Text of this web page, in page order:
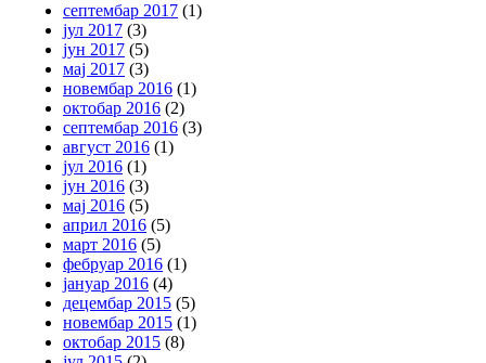
септембар 2017 (1)
јул 2017 (3)
јун 2017 (5)
мај 2017 (3)
новембар 2016 (1)
октобар 2016 (2)
септембар 2016 (3)
август 2016 (1)
јул 2016 (1)
јун 2016 (3)
мај 2016 (5)
април 2016 (5)
март 2016 (5)
фебруар 2016 (1)
јануар 2016 (4)
децембар 2015 (5)
новембар 2015 (1)
октобар 2015 (8)